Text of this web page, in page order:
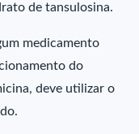
de tansulosina.
medicamento
do
deve utilizar o